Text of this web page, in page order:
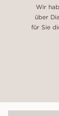
Wir
über
für Sie